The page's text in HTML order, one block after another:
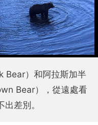
Bear）和阿拉斯加半
Bear），從遠處看
差別。